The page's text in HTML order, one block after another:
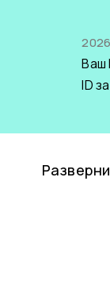
Ваш
ID